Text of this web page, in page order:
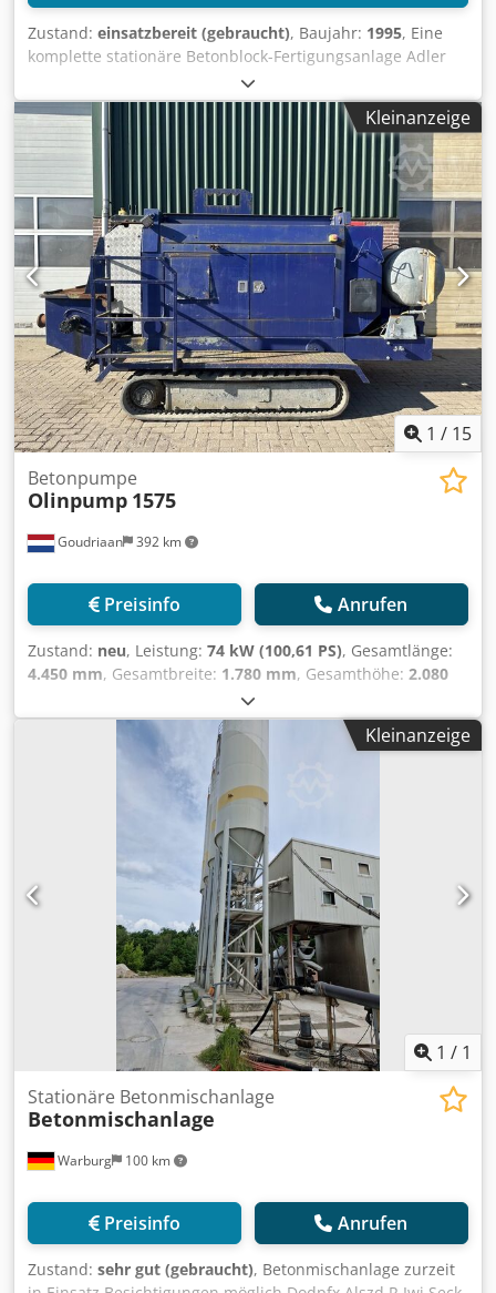
Zustand: einsatzbereit (gebraucht), Baujahr: 1995, Eine
komplette stationäre Betonblock-Fertigungsanlage Adler
steht zur Verfügung. Bestandteile: stationäre
Blockmaschine/Presseneinheit, Mischer,
Skip-/Beschickungseinheit, Materialtrichter, Förderbänder,
Höhenförderer, Palettenumlaufsystem, Palettentransport,
Palettierer, Stapel- und Entstapeleinheiten,
Umreifungsanlage, Steuerung, Hydraulikaggregat, Silo,
Materialzuführung, Dosiereinheit, Abtransport. Leistung:
1500 Zyklen/Tag, Ausgabe: 3000 Paletten/h, Betrieb:
Doppelpalettenbetrieb, verfügbares Betonsteinformat
X/Y/Z: 500mm/200mm/250mm. Die Trocknungsregale sind
aus Holz und nicht mehr zu verwenden. Die Anlage wurde
seit 20 Jahren nicht betrieben und benötigt eine Revision.
Die Anlage wurde von 1995 bis 2005 betrieben.
Dokumentation vorhanden. Eine Besichtigung vor Ort ist
möglich. Die Anlage befindet sich in Portugal. Dedpjzh Ng
Tsfx Al Sjck
Kleinanzeige
1 / 15
Goudriaan 392 km
Betonpumpe
Olinpump 1575
Preisinfo Anrufen
Zustand: neu, Leistung: 74 kW (100,61 PS), Gesamtlänge:
4.450 mm, Gesamtbreite: 1.780 mm, Gesamthöhe: 2.080
, Verwendbares Material: Beton Dsdpoy
R Tx Iefx Al Sjck Leergewicht: 2.575 kg
Kleinanzeige
1 / 1
Warburg 100 km
Stationäre Betonmischanlage
Betonmischanlage
Preisinfo Anrufen
Zustand: sehr gut (gebraucht), Betonmischanlage zurzeit